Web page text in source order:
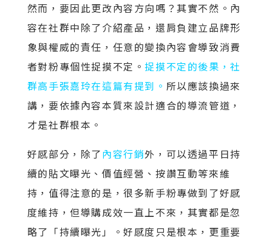
然而，要因此更改內容方向嗎？其實不然。內
容在社群中除了介紹產品，還肩負建立品牌形
象與權威的責任，任意的變換內容會導致消費
者對粉專個性捉摸不定。捉摸不定的後果，社
群高手張嘉玲在這篇有提到。 所以應該換過來
講，要依據內容本質來設計適合的導流管道，
才是社群根本。
好感部分，除了內容行銷外，可以透過平日持
續的貼文曝光、價值經營、按讚互動等來維
持，值得注意的是，很多新手粉專做到了好感
度維持，但導購成效一直上不來，其實都是忽
略了「持續曝光」。好感度只是根本，更重要